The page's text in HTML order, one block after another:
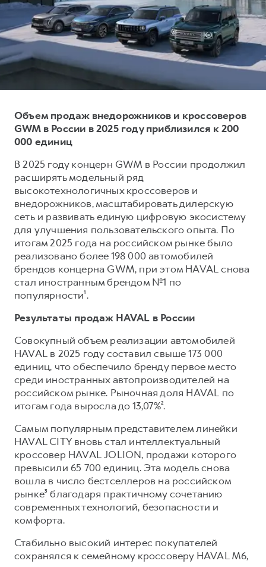
от 3 199 000 ₽
DARGO X
от 3 499 000 ₽
F7
POER
от 3 449 000 ₽
Тест-драйв
Трейд-ин
КРЕДИТ И СТРАХОВАНИЕ
Страхование
Кредит
КОРПОРАТИВНЫМ КЛИЕНТАМ
Для малого бизнеса
Корпоративным клиентам
Крупным корпоративным клиентам
Система управления автопарком
Сервис для корпоративных клиентов
HAVAL Лизинг
АКСЕССУАРЫ HAVAL
Автомобильные аксессуары
Коллекция CITY
Коллекция Базовая
Коллекция Детская
СЕРВИСНОЕ ОБСЛУЖИВАНИЕ
Нулевое ТО
Программа «Помощь на дороге»
Регламенты технического обслуживания
ПОДДЕРЖКА
Гарантия HAVAL
Мобильное приложение GWM
Программа «HAVAL Защита+»
Руководства по эксплуатации
Подписки
АКСЕССУАРЫ HAVAL
Коллекция CITY
Коллекция Базовая
Коллекция Детская
О дилере
Наша команда
Контакты
Объем продаж внедорожников и кроссоверов
GWM в России в 2025 году приблизился к 200
000 единиц
В 2025 году концерн GWM в России продолжил
расширять модельный ряд
высокотехнологичных кроссоверов и
внедорожников, масштабировать дилерскую
сеть и развивать единую цифровую экосистему
для улучшения пользовательского опыта. По
итогам 2025 года на российском рынке было
реализовано более 198 000 автомобилей
брендов концерна GWM, при этом HAVAL снова
стал иностранным брендом №1 по
популярности¹.
Результаты продаж HAVAL в России
Совокупный объем реализации автомобилей
HAVAL в 2025 году составил свыше 173 000
единиц, что обеспечило бренду первое место
среди иностранных автопроизводителей на
российском рынке. Рыночная доля HAVAL по
итогам года выросла до 13,07%².
Самым популярным представителем линейки
HAVAL CITY вновь стал интеллектуальный
кроссовер HAVAL JOLION, продажи которого
превысили 65 700 единиц. Эта модель снова
вошла в число бестселлеров на российском
рынке³ благодаря практичному сочетанию
современных технологий, безопасности и
комфорта.
Стабильно высокий интерес покупателей
сохранялся к семейному кроссоверу HAVAL M6,